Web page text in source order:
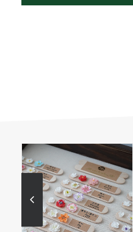
無茶苦茶
MuChaKuCha
MuChaKuCha
MuChaKuCha